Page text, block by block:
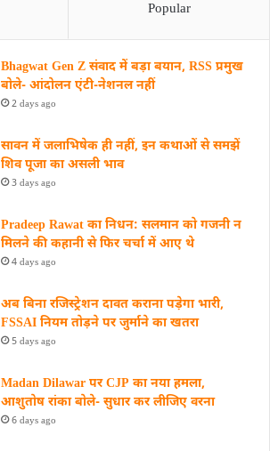
Popular
Bhagwat Gen Z संवाद में बड़ा बयान, RSS प्रमुख
बोले- आंदोलन एंटी-नेशनल नहीं
2 days ago
सावन में जलाभिषेक ही नहीं, इन कथाओं से समझें
शिव पूजा का असली भाव
3 days ago
Pradeep Rawat का निधन: सलमान को गजनी न
मिलने की कहानी से फिर चर्चा में आए थे
4 days ago
अब बिना रजिस्ट्रेशन दावत कराना पड़ेगा भारी,
FSSAI नियम तोड़ने पर जुर्माने का खतरा
5 days ago
Madan Dilawar पर CJP का नया हमला,
आशुतोष रांका बोले- सुधार कर लीजिए वरना
6 days ago